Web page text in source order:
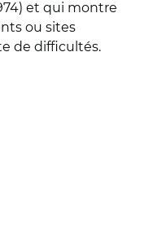
et qui montre
ou sites
de difficultés.